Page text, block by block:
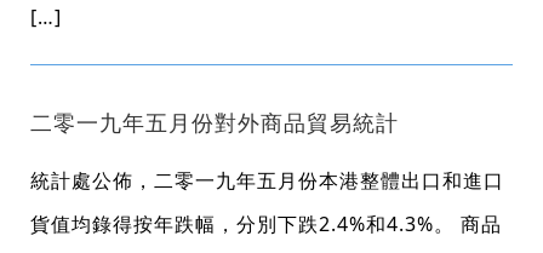
[…]
二零一九年五月份對外商品貿易統計
統計處公佈，二零一九年五月份本港整體出口和進口
貨值均錄得按年跌幅，分別下跌2.4%和4.3%。 商品